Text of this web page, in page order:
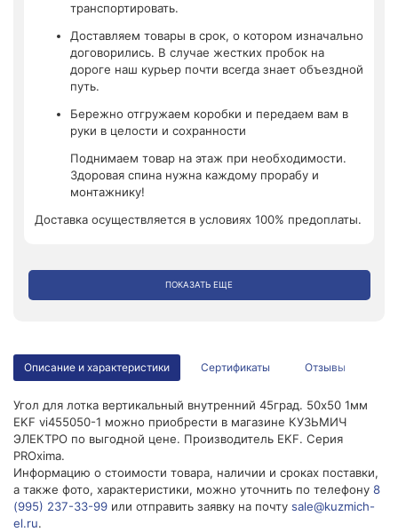
транспортировать.
Доставляем товары в срок, о котором изначально
договорились. В случае жестких пробок на
дороге наш курьер почти всегда знает объездной
путь.
Бережно отгружаем коробки и передаем вам в
руки в целости и сохранности
Поднимаем товар на этаж при необходимости.
Здоровая спина нужна каждому прорабу и
монтажнику!
Доставка осуществляется в условиях 100% предоплаты.
ПОКАЗАТЬ ЕЩЕ
Описание и характеристики Сертификаты Отзывы
Угол для лотка вертикальный внутренний 45град. 50х50 1мм
EKF vi455050-1 можно приобрести в магазине КУЗЬМИЧ
ЭЛЕКТРО по выгодной цене. Производитель EKF. Серия
PROxima.
Информацию о стоимости товара, наличии и сроках поставки,
а также фото, характеристики, можно уточнить по телефону 8
(995) 237-33-99 или отправить заявку на почту sale@kuzmich-
el.ru.